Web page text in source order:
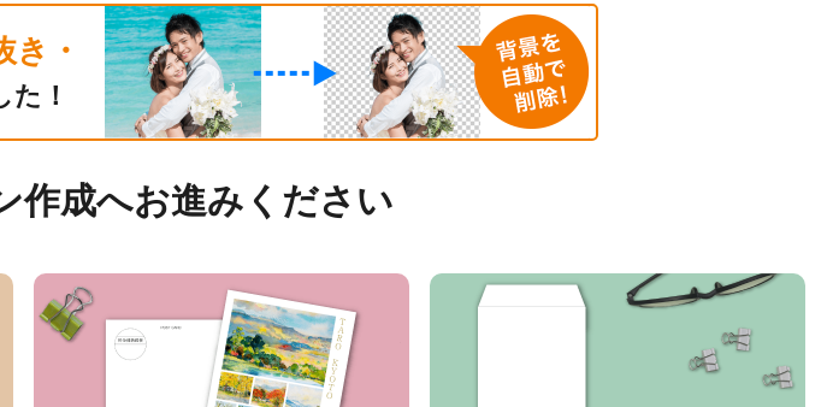
き・
！
作成へお進みください